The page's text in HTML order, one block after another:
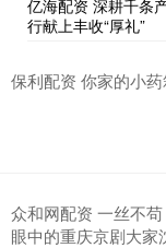
亿海配资 深耕千条
行献上丰收“厚礼”
保利配资 你家的小
众和网配资 一丝不
眼中的重庆京剧大家